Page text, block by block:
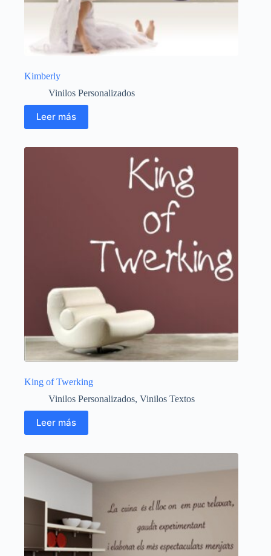
Kimberly
Vinilos Personalizados
Leer más
King of Twerking
Vinilos Personalizados, Vinilos Textos
Leer más